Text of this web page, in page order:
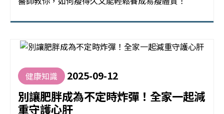
健康知識 2025-09-12
別讓肥胖成為不定時炸彈！全家一起減
重守護心肝